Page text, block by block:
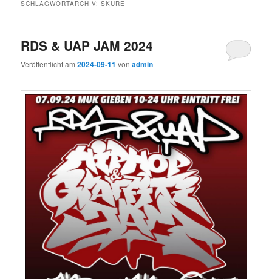
SCHLAGWORTARCHIV:SKURE
RDS & UAP JAM 2024
Veröffentlicht am2024-09-11 vonadmin